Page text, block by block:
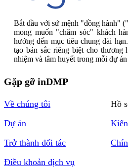
Bắt đầu với sứ mệnh "đồng hành"
mong muốn "chăm sóc" khách
hướng đến mục tiêu chung dài
tạo bản sắc riêng biệt cho thương
nhiệm và tâm huyết trong mỗi dự
Gặp gỡ inDMP
Về chúng tôi
Hồ
Dự án
Trở thành đối tác
Điều khoản dịch vụ